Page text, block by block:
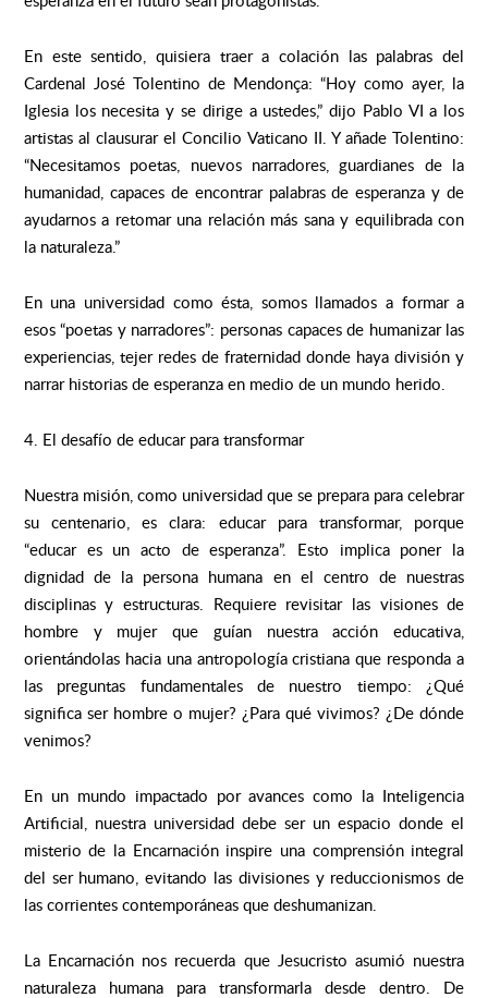
En este sentido, quisiera traer a colación las palabras del
Cardenal José Tolentino de Mendonça: “Hoy como ayer, la
Iglesia los necesita y se dirige a ustedes,” dijo Pablo VI a los
artistas al clausurar el Concilio Vaticano II. Y añade Tolentino:
“Necesitamos poetas, nuevos narradores, guardianes de la
humanidad, capaces de encontrar palabras de esperanza y de
ayudarnos a retomar una relación más sana y equilibrada con
la naturaleza.”
En una universidad como ésta, somos llamados a formar a
esos “poetas y narradores”: personas capaces de humanizar las
experiencias, tejer redes de fraternidad donde haya división y
narrar historias de esperanza en medio de un mundo herido.
4. El desafío de educar para transformar
Nuestra misión, como universidad que se prepara para celebrar
su centenario, es clara: educar para transformar, porque
“educar es un acto de esperanza”. Esto implica poner la
dignidad de la persona humana en el centro de nuestras
disciplinas y estructuras. Requiere revisitar las visiones de
hombre y mujer que guían nuestra acción educativa,
orientándolas hacia una antropología cristiana que responda a
las preguntas fundamentales de nuestro tiempo: ¿Qué
significa ser hombre o mujer? ¿Para qué vivimos? ¿De dónde
venimos?
En un mundo impactado por avances como la Inteligencia
Artificial, nuestra universidad debe ser un espacio donde el
misterio de la Encarnación inspire una comprensión integral
del ser humano, evitando las divisiones y reduccionismos de
las corrientes contemporáneas que deshumanizan.
La Encarnación nos recuerda que Jesucristo asumió nuestra
naturaleza humana para transformarla desde dentro. De